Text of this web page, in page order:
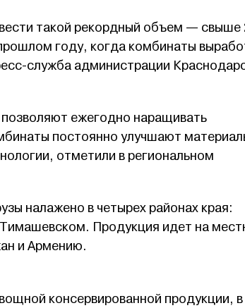
такой рекордный объем — свыше
году, когда комбинаты
служба администрации
ежегодно наращивать
постоянно улучшают
отметили в региональном
налажено в четырех районах края:
Продукция идет на
и Армению.
консервированной продукции,